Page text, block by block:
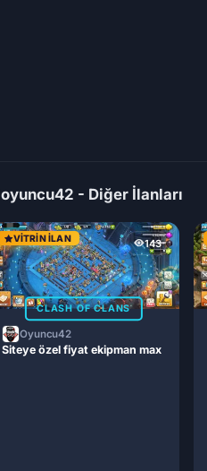
oyuncu42 - Diğer İlanları
143
VITRIN İLAN
CLASH OF CLANS
Oyuncu42
Siteye özel fiyat ekipman max